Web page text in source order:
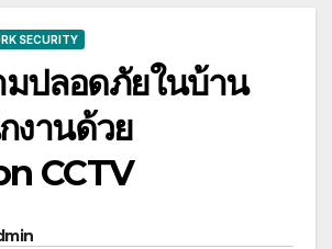
SECURITY
มปลอดภัยในบ้าน
งานด้วย
CCTV